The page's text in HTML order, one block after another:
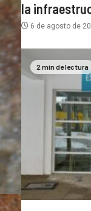
la
6 de agosto de
2 min de lectura